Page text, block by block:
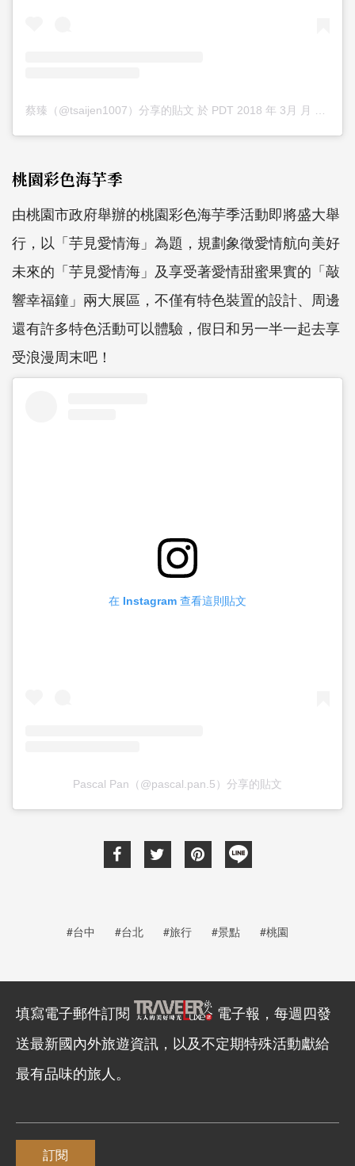
蔡臻（@tsaijen1007）分享的貼文 於 PDT 2018 年 3月 月 31 日 下午 9:35
桃園彩色海芋季
由桃園市政府舉辦的桃園彩色海芋季活動即將盛大舉
行，以「芋見愛情海」為題，規劃象徵愛情航向美好
未來的「芋見愛情海」及享受著愛情甜蜜果實的「敲
響幸福鐘」兩大展區，不僅有特色裝置的設計、周邊
還有許多特色活動可以體驗，假日和另一半一起去享
受浪漫周末吧！
在 Instagram 查看這則貼文
Pascal Pan（@pascal.pan.5）分享的貼文
#台中 #台北 #旅行 #景點 #桃園
填寫電子郵件訂閱
電子報，每週四發
送最新國內外旅遊資訊，以及不定期特殊活動獻給
最有品味的旅人。
訂閱